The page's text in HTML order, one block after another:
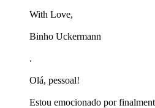
With Love,
Binho Uckermann
.
Olá, pessoal!
Estou emocionado por